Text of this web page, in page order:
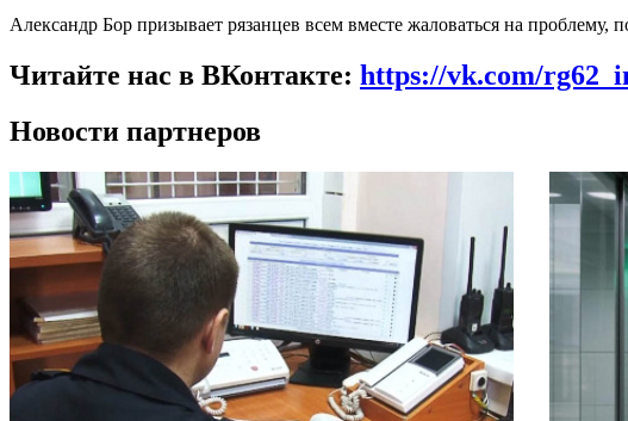
Александр Бор призывает рязанцев всем вместе жаловаться на
Читайте нас в ВКонтакте: https://vk.com/
Новости партнеров